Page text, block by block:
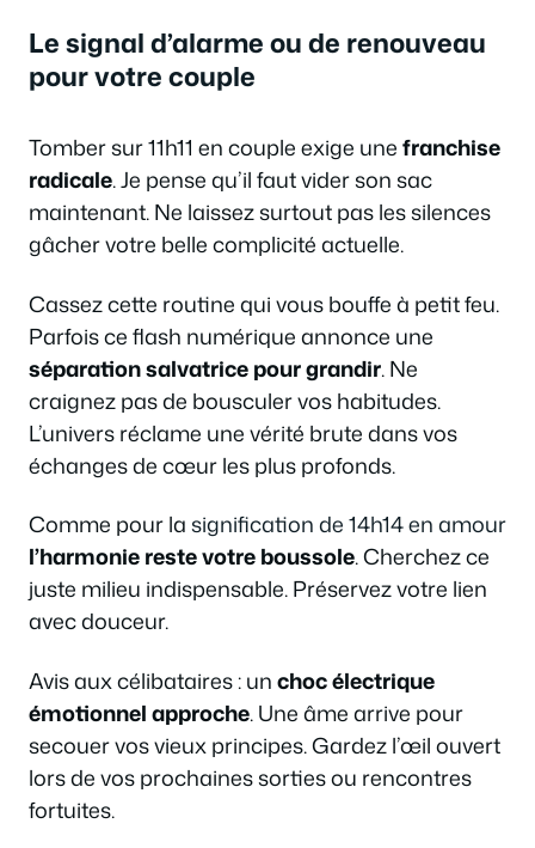
Le signal d’alarme ou de renouveau
pour votre couple
Tomber sur 11h11 en couple exige unefranchise
radicale. Je pense qu’il faut vider son sac
maintenant. Ne laissez surtout pas les silences
gâcher votre belle complicité actuelle.
Cassez cette routine qui vous bouffe à petit feu.
Parfois ce flash numérique annonce une
séparation salvatrice pour grandir. Ne
craignez pas de bousculer vos habitudes.
L’univers réclame une vérité brute dans vos
échanges de cœur les plus profonds.
Comme pour lasignification de 14h14 en amour
l’harmonie reste votre boussole. Cherchez ce
juste milieu indispensable. Préservez votre lien
avec douceur.
Avis aux célibataires : unchoc électrique
émotionnel approche. Une âme arrive pour
secouer vos vieux principes. Gardez l’œil ouvert
lors de vos prochaines sorties ou rencontres
fortuites.